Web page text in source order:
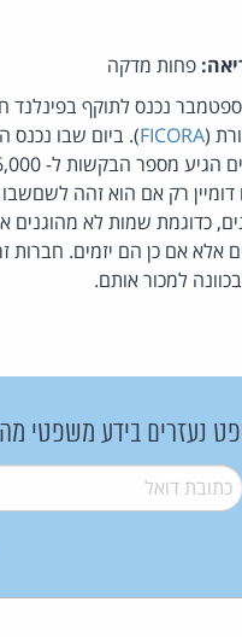
פחות מדקה
1 בספטמבר נכנס לתוקף
(
FICORA
דומיין רק אם הוא זהה
כדוגמת שמות לא מהוגנים
אלא אם כן הם יזמים.
למכור אותם.
נעזרים בידע משפטי
דואל*